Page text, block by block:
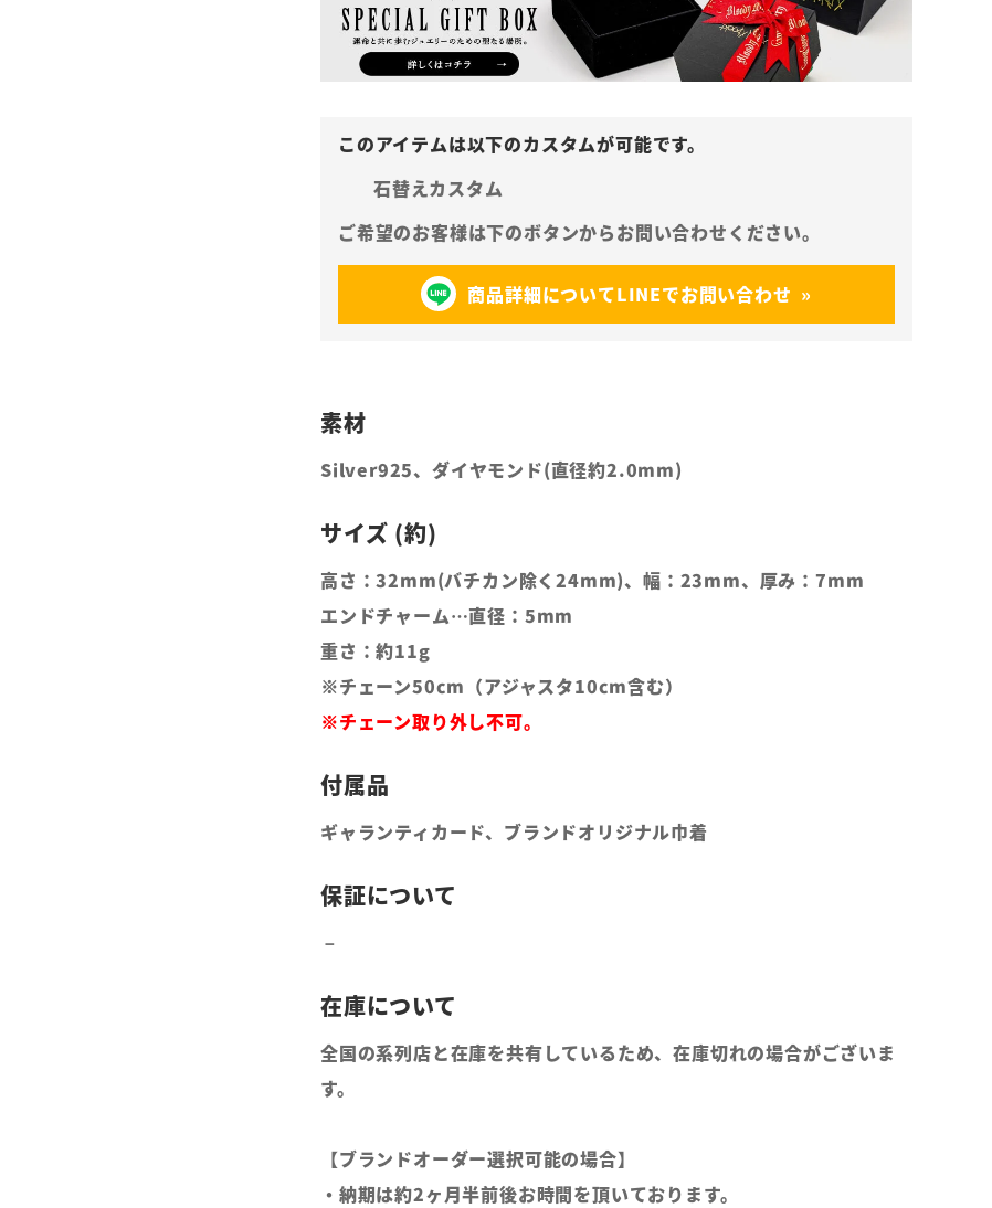
石替えカスタム
商品詳細についてLINEでお問い合わせ
Silver925、ダイヤモンド(直径約2.0mm)
高さ：32mm(バチカン除く24mm)、幅：23mm、厚み：7mm
エンドチャーム…直径：5mm
重さ：約11g
※チェーン50cm（アジャスタ10cm含む）
※チェーン取り外し不可。
ギャランティカード、ブランドオリジナル巾着
全国の系列店と在庫を共有しているため、在庫切れの場合がございま
す。
【ブランドオーダー選択可能の場合】
・納期は約2ヶ月半前後お時間を頂いております。